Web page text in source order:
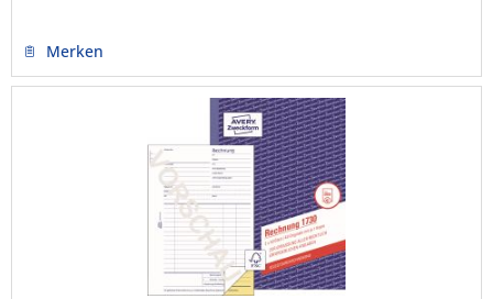
Merken